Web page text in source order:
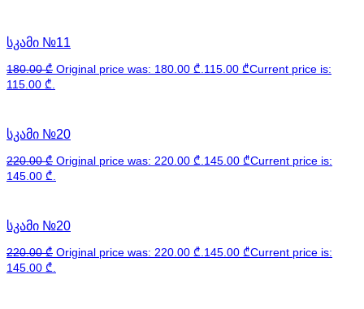
სკამი №11
180.00₾ Original price was: 180.00 ₾. 115.00 ₾Current price is:
115.00 ₾.
სკამი №20
220.00₾ Original price was: 220.00 ₾. 145.00 ₾Current price is:
145.00 ₾.
სკამი №20
220.00₾ Original price was: 220.00 ₾. 145.00 ₾Current price is:
145.00 ₾.